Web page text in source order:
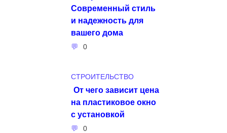
Современный стиль
и надежность для
вашего дома
0
СТРОИТЕЛЬСТВО
От чего зависит цена
на пластиковое окно
с установкой
0